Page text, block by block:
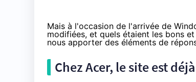
Mais à l'occasion de l'arrivée de
modifiées, et quels étaient les bons
nous apporter des éléments de
Chez Acer, le site est